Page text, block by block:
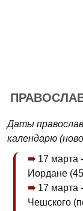
Даты
календарю
17 марта
Иордане
17 марта
Чешского